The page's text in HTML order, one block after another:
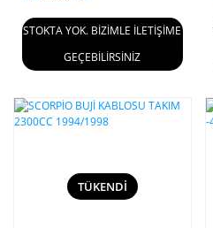
STOKTA YOK. BİZİMLE İLETİŞİME
GEÇEBİLİRSİNİZ
TÜKENDİ